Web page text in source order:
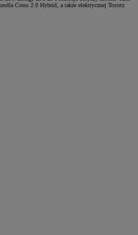
Cross 2.0 Hybrid, a także elektrycznej Toyoty